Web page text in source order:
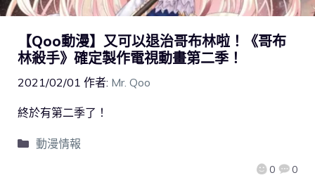
【Qoo動漫】又可以退治哥布林啦！《哥布
林殺手》確定製作電視動畫第二季！
2021/02/01 作者: Mr. Qoo
0 0
終於有第二季了！
動漫情報